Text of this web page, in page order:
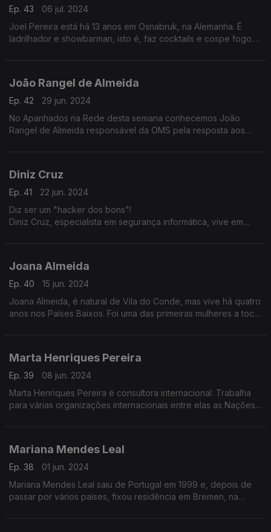
Ep. 43
06 jul. 2024
Joel Pereira está há 13 anos em Osnabruk, na Alemanha. É
ladrilhador e showbarman, isto é, faz cocktails e cospe fogo.
João Rangel de Almeida
Ep. 42
29 jun. 2024
No Apanhados na Rede desta semana conhecemos João
Rangel de Almeida responsável da OMS pela resposta aos
Diniz Cruz
Ep. 41
22 jun. 2024
Diz ser um "hacker dos bons"!
Diniz Cruz, especialista em segurança informática, vive em
Joana Almeida
Ep. 40
15 jun. 2024
Joana Almeida, é natural de Vila do Conde, mas vive há quatro
anos nos Países Baixos. Foi uma das primeiras mulheres a tocar
Marta Henriques Pereira
Ep. 39
08 jun. 2024
Marta Henriques Pereira é consultora internacional. Trabalha
para várias organizações internacionais entre elas as Nações
Mariana Mendes Leal
Ep. 38
01 jun. 2024
Mariana Mendes Leal saiu de Portugal em 1999 e, depois de
passar por vários países, fixou residência em Bremen, na